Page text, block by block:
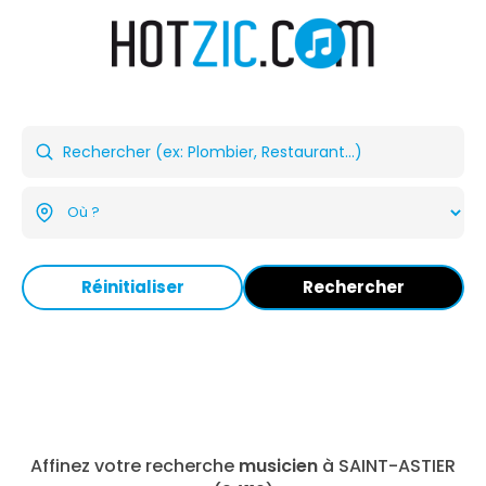
Réinitialiser Rechercher
Affinez votre recherche musicien à SAINT-ASTIER